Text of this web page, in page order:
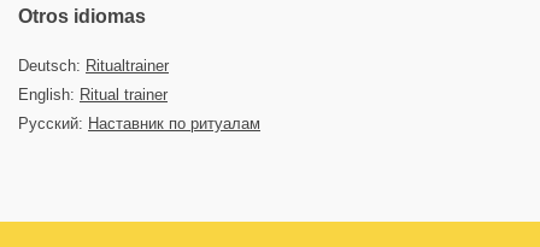
Otros idiomas
Deutsch: Ritualtrainer
English: Ritual trainer
Русский: Наставник по ритуалам